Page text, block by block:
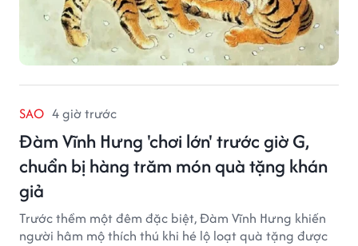
SAO 4 giờ trước
Đàm Vĩnh Hưng 'chơi lớn' trước giờ G,
chuẩn bị hàng trăm món quà tặng khán
giả
Trước thềm một đêm đặc biệt, Đàm Vĩnh Hưng khiến
người hâm mộ thích thú khi hé lộ loạt quà tặng được